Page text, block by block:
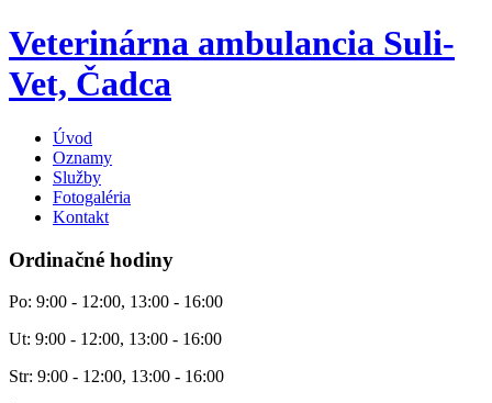
Veterinárna ambulancia Suli-
Vet, Čadca
Úvod
Oznamy
Služby
Fotogaléria
Kontakt
Ordinačné hodiny
Po: 9:00 - 12:00, 13:00 - 16:00
Ut: 9:00 - 12:00, 13:00 - 16:00
Str: 9:00 - 12:00, 13:00 - 16:00